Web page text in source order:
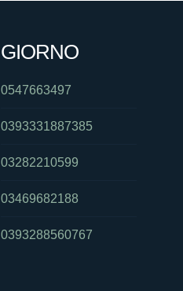
GIORNO
0547663497
0393331887385
03282210599
03469682188
0393288560767